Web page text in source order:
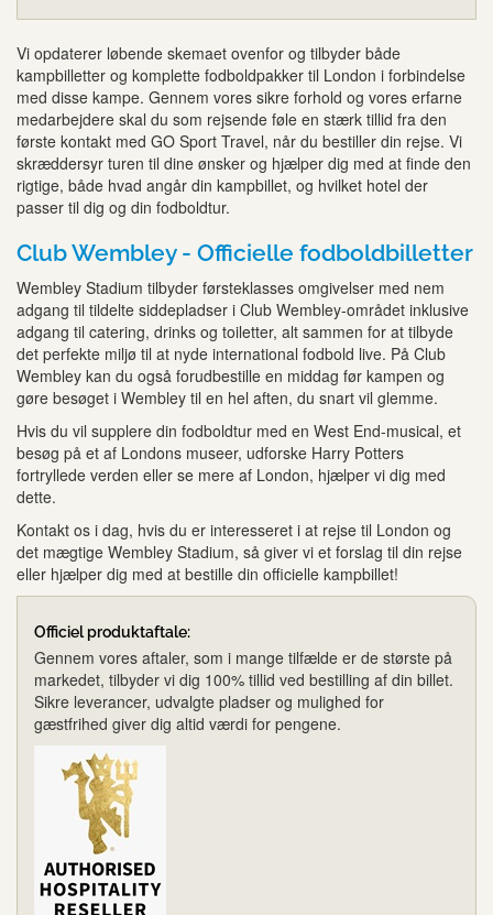
Vi opdaterer løbende skemaet ovenfor og tilbyder både
kampbilletter og komplette fodboldpakker til London i forbindelse
med disse kampe. Gennem vores sikre forhold og vores erfarne
medarbejdere skal du som rejsende føle en stærk tillid fra den
første kontakt med GO Sport Travel, når du bestiller din rejse. Vi
skræddersyr turen til dine ønsker og hjælper dig med at finde den
rigtige, både hvad angår din kampbillet, og hvilket hotel der
passer til dig og din fodboldtur.
Club Wembley - Officielle fodboldbilletter
Wembley Stadium tilbyder førsteklasses omgivelser med nem
adgang til tildelte siddepladser i Club Wembley-området inklusive
adgang til catering, drinks og toiletter, alt sammen for at tilbyde
det perfekte miljø til at nyde international fodbold live. På Club
Wembley kan du også forudbestille en middag før kampen og
gøre besøget i Wembley til en hel aften, du snart vil glemme.
Hvis du vil supplere din fodboldtur med en West End-musical, et
besøg på et af Londons museer, udforske Harry Potters
fortryllede verden eller se mere af London, hjælper vi dig med
dette.
Kontakt os i dag, hvis du er interesseret i at rejse til London og
det mægtige Wembley Stadium, så giver vi et forslag til din rejse
eller hjælper dig med at bestille din officielle kampbillet!
Officiel produktaftale:
Gennem vores aftaler, som i mange tilfælde er de største på
markedet, tilbyder vi dig 100% tillid ved bestilling af din billet.
Sikre leverancer, udvalgte pladser og mulighed for
gæstfrihed giver dig altid værdi for pengene.